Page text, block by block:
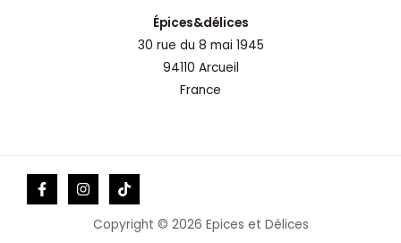
Épices&délices
30 rue du 8 mai 1945
94110 Arcueil
France
Copyright © 2026 Epices et Délices